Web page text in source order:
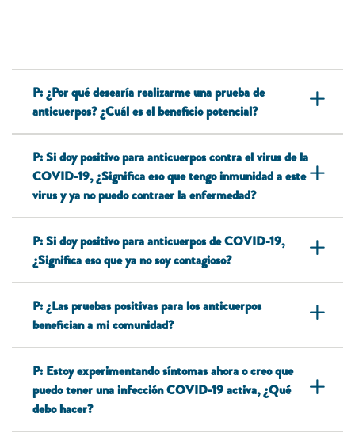
P: ¿Por qué desearía realizarme una prueba de
anticuerpos? ¿Cuál es el beneficio potencial?
P: Si doy positivo para anticuerpos contra el virus de la
COVID-19, ¿Significa eso que tengo inmunidad a este
virus y ya no puedo contraer la enfermedad?
P: Si doy positivo para anticuerpos de COVID-19,
¿Significa eso que ya no soy contagioso?
P: ¿Las pruebas positivas para los anticuerpos
benefician a mi comunidad?
P: Estoy experimentando síntomas ahora o creo que
puedo tener una infección COVID-19 activa, ¿Qué
debo hacer?